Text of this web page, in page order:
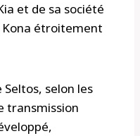
et de sa société
Kona étroitement
selon les
transmission